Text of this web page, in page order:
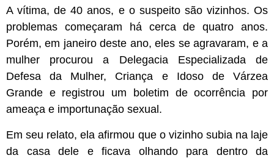
A vítima, de 40 anos, e o suspeito são vizinhos. Os
problemas começaram há cerca de quatro anos.
Porém, em janeiro deste ano, eles se agravaram, e a
mulher procurou a Delegacia Especializada de
Defesa da Mulher, Criança e Idoso de Várzea
Grande e registrou um boletim de ocorrência por
ameaça e importunação sexual.
Em seu relato, ela afirmou que o vizinho subia na laje
da casa dele e ficava olhando para dentro da